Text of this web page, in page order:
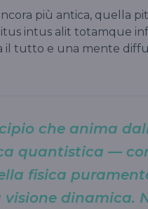
più antica, quella
intus alit totamque
il tutto e una mente
che anima
quantistica —
fisica
dinamica.